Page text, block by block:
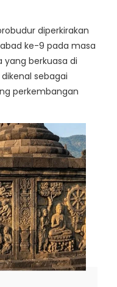
diperkirakan
ke-9 pada masa
yang berkuasa di
sebagai
perkembangan